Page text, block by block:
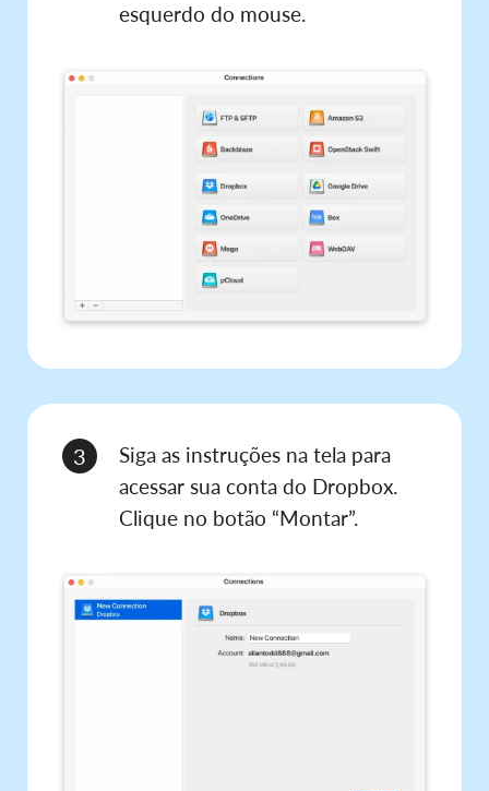
esquerdo do mouse.
3
Siga as instruções na tela para
acessar sua conta do Dropbox.
Clique no botão “Montar”.